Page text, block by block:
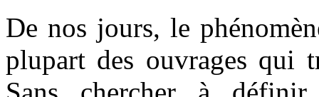
De nos jours, le
plupart des ouvrages qui